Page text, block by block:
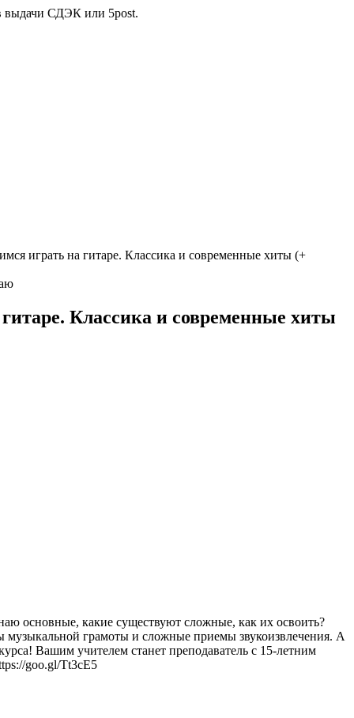
выдачи СДЭК или 5post.
играть на гитаре. Классика и современные хиты (+
Классика и современные хиты
основные, какие существуют сложные, как их освоить?
музыкальной грамоты и сложные приемы звукоизвлечения. А
Вашим учителем станет преподаватель с 15-летним
goo.gl/Tt3cE5